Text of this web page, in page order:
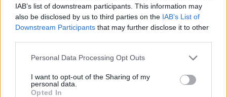
IAB’s list of downstream participants. This information may
also be disclosed by us to third parties on the IAB’s List of
Downstream Participants that may further disclose it to other
Personal Data Processing Opt Outs
I want to opt-out of the Sharing of my
personal data.
Opted In